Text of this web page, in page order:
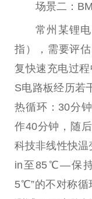
场景二：
常州某锂
指），需要评
复快速充电过
S电路板经历若
热循环：30分
作40分钟，随
科技非线性快
in至85℃—保
5℃”的不对称循